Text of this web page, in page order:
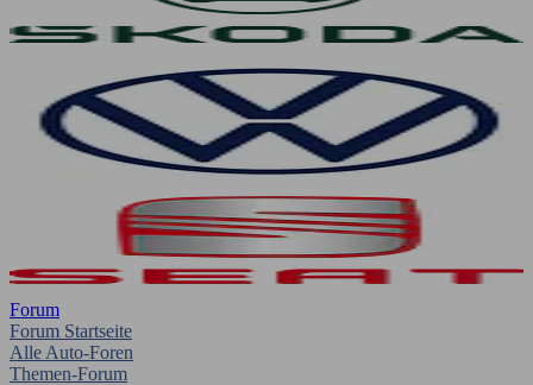
Forum
Forum Startseite
Alle Auto-Foren
Themen-Forum